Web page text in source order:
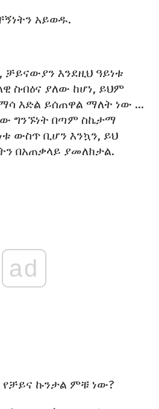
አይወዱ.
እንደዚህ ዓይነቱ
ስብዕና ያለው ከሆነ, ይህም
እድል ይሰጠዋል ማለት ነው ...
ግንኙነት በጣም ስኬታማ
ውስጥ ቢሆን እንኳን, ይህ
በአጠቃላይ ያመለክታል.
ad
የቻይና ኩንታል ምቹ ነው?